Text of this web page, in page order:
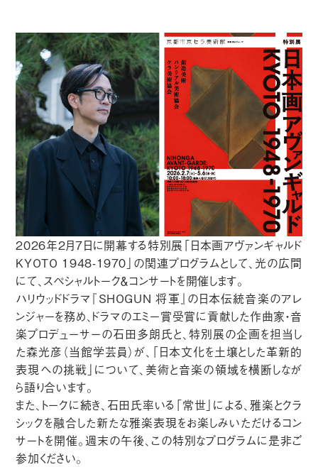
2026年2月7日に開幕する特別展「日本画アヴァンギャルド
KYOTO 1948-1970」の関連プログラムとして、光の広間
にて、スペシャルトーク＆コンサートを開催します。
ハリウッドドラマ『SHOGUN 将軍』の日本伝統音楽のアレ
ンジャーを務め、ドラマのエミー賞受賞に貢献した作曲家・音
楽プロデューサーの石田多朗氏と、特別展の企画を担当し
た森光彦（当館学芸員）が、「日本文化を土壌とした革新的
表現への挑戦」について、美術と音楽の領域を横断しなが
ら語り合います。
また、トークに続き、石田氏率いる「常世」による、雅楽とクラ
シックを融合した新たな雅楽表現をお楽しみいただけるコン
サートを開催。週末の午後、この特別なプログラムに是非ご
参加ください。